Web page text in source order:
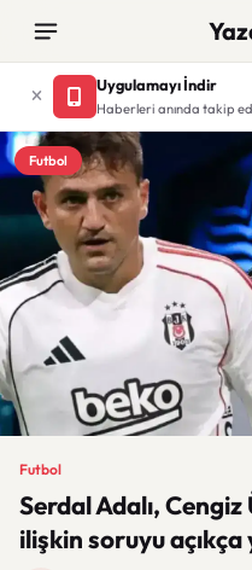
Uygulamayı İndir
Haberleri anında takip
Futbol
Futbol
Serdal Adalı,
ilişkin soruyu açıkça